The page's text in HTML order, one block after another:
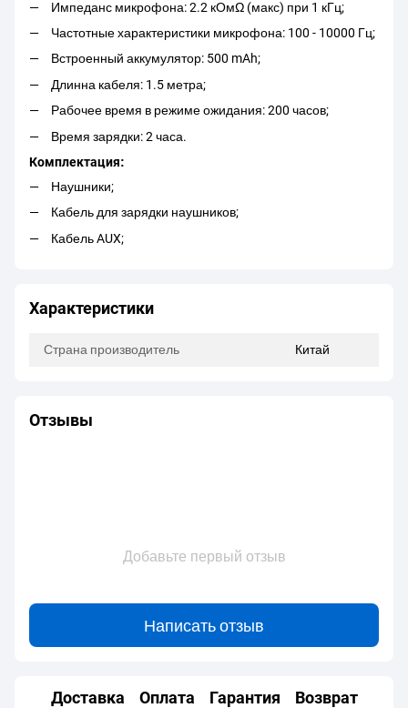
Импеданс микрофона: 2.2 кОмΩ (макс) при 1 кГц;
Частотные характеристики микрофона: 100 - 10000 Гц;
Встроенный аккумулятор: 500 mAh;
Длинна кабеля: 1.5 метра;
Рабочее время в режиме ожидания: 200 часов;
Время зарядки: 2 часа.
Комплектация:
Наушники;
Кабель для зарядки наушников;
Кабель AUX;
Характеристики
Страна производитель Китай
Отзывы
Добавьте первый отзыв
Написать отзыв
Доставка Оплата Гарантия Возврат